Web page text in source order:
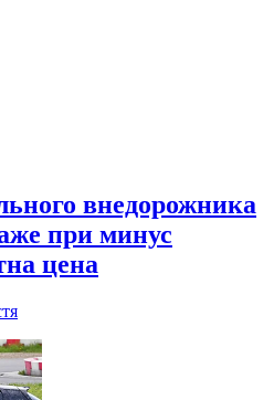
внедорожника
при минус
цена